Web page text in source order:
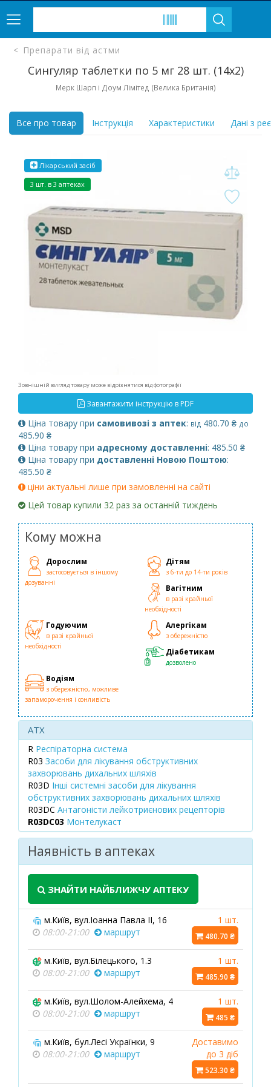
Препарати від астми
Сингуляр таблетки по 5 мг 28 шт. (14х2)
Мерк Шарп і Доум Лімітед (Велика Британія)
Все про товар Інструкція Характеристики Дані з
Лікарський засіб
3 шт. в 3 аптеках
Зовнішній вигляд товару може відрізнятися від фотографії
Завантажити інструкцію в PDF
Ціна товару при самовивозі з аптек: від 480.70 ₴ до
485.90 ₴
Ціна товару при адресному доставленні: 485.50 ₴
Ціна товару при доставленні Новою Поштою:
485.50 ₴
ціни актуальні лише при замовленні на сайті
Цей товар купили 32 раз за останній тиждень
Кому можна
Дорослим
застосовується в іншому
дозуванні
Дітям
з 6-ти до 14-ти років
Вагітним
в разі крайньої
необхідності
Годуючим
в разі крайньої
необхідності
Алергікам
з обережністю
Діабетикам
дозволено
Водіям
з обережністю, можливе
запаморочення і сонливість
ATX
R Респіраторна система
R03 Засоби для лікування обструктивних
захворювань дихальних шляхів
R03D Інші системні засоби для лікування
обструктивних захворювань дихальних шляхів
R03DC Антагоністи лейкотриєнових рецепторів
R03DC03 Монтелукаст
Наявність в аптеках
ЗНАЙТИ НАЙБЛИЖЧУ АПТЕКУ
м.Київ, вул.Іоанна Павла ІІ, 16
08:00-21:00
маршрут
1 шт.
480.70 ₴
м.Київ, вул.Білецького, 1.3
08:00-21:00
маршрут
1 шт.
485.90 ₴
м.Київ, вул.Шолом-Алейхема, 4
08:00-21:00
маршрут
1 шт.
485 ₴
м.Київ, бул.Лесі Українки, 9
08:00-21:00
маршрут
Доставимо
до 3 діб
523.30 ₴